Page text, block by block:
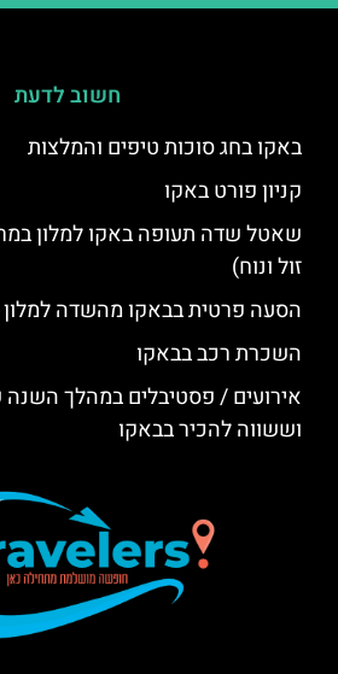
חשוב לדעת
באקו בחג סוכות טיפים והמלצות
קניון פורט באקו
שאטל שדה תעופה באקו למלון
זול ונוח)
הסעה פרטית בבאקו מהשדה למלון
השכרת רכב בבאקו
אירועים / פסטיבלים במהלך
וששווה להכיר בבאקו